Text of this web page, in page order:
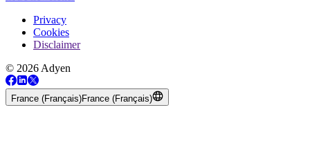
Privacy
Cookies
Disclaimer
© 2026 Adyen
France (Français)France (Français)